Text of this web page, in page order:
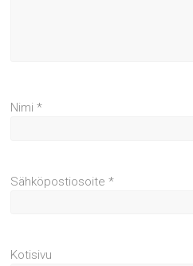
Nimi*
Sähköpostiosoite*
Kotisivu